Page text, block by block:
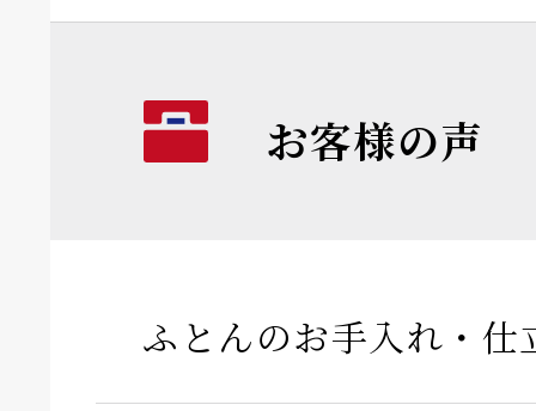
お客様の声
ふとんのお手入れ・仕